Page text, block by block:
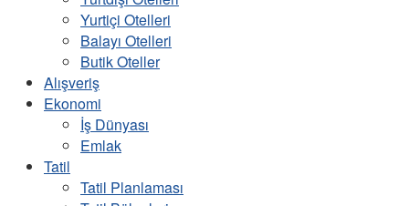
Yurtiçi Otelleri
Balayı Otelleri
Butik Oteller
Alışveriş
Ekonomi
İş Dünyası
Emlak
Tatil
Tatil Planlaması